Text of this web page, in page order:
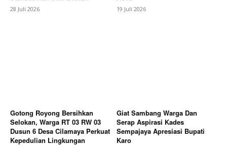
28 Juli 2026 19 Juli 2026
Gotong Royong Bersihkan
Selokan, Warga RT 03 RW 03
Dusun 6 Desa Cilamaya Perkuat
Kepedulian Lingkungan
Giat Sambang Warga Dan
Serap Aspirasi Kades
Sempajaya Apresiasi Bupati
Karo